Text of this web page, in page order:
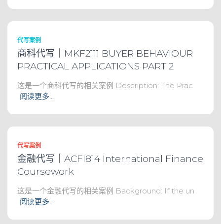
代写案例
商科代写｜MKF2111 BUYER BEHAVIOUR
PRACTICAL APPLICATIONS PART 2
这是一个商科代写的相关案例 Description: The Prac
阅读更多…
代写案例
金融代写｜ACFI814 International Finance
Coursework
这是一个金融代写的相关案例 Background: If the un
阅读更多…